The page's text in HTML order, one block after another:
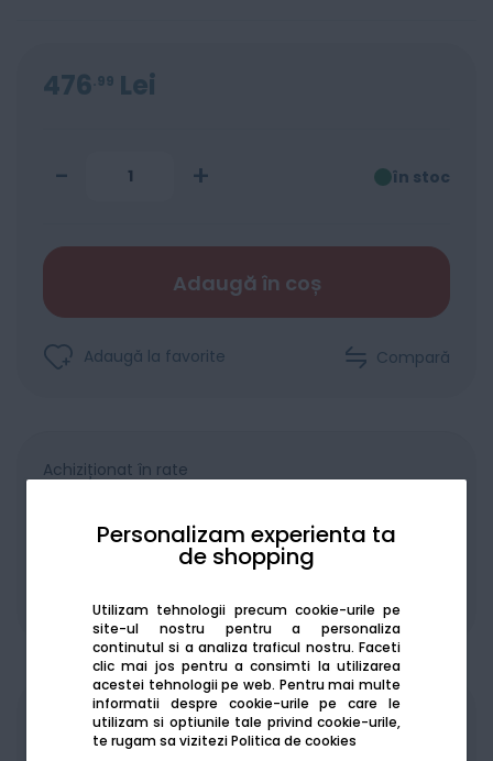
Personalizam experienta ta
de shopping
Utilizam tehnologii precum cookie-urile pe
site-ul nostru pentru a personaliza
continutul si a analiza traficul nostru. Faceti
clic mai jos pentru a consimti la utilizarea
acestei tehnologii pe web. Pentru mai multe
informatii despre cookie-urile pe care le
utilizam si optiunile tale privind cookie-urile,
te rugam sa viziteziPolitica de cookies
476 99 Lei
- + în stoc
Adaugă în coș
Adaugă la favorite Compară
Achiziționat în rate
De la: 202.07Lei / lună Vezi detalii
Produsele sunt disponibile pe platforma de
achizitii publiceSEAP/SICAP